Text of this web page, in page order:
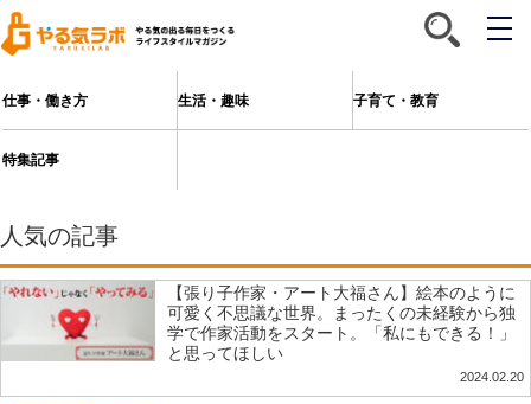
メ
仕事・働き方 生活・趣味 子育て・教育
特集記事
人気の記事
【張り子作家・アート大福さん】絵本のように
可愛く不思議な世界。まったくの未経験から独
学で作家活動をスタート。「私にもできる！」
と思ってほしい
2024.02.20